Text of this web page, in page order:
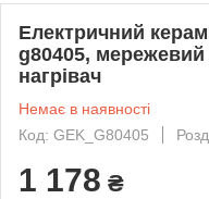
Електричний
g80405, мережевий
нагрівач
Немає в наявності
Код: GEK_G80405
1 178 ₴